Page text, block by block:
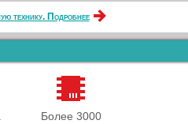
технику. Подробнее
Более 3000